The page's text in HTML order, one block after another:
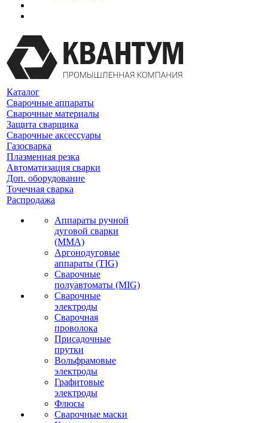
Каталог
Сварочные аппараты
Сварочные материалы
Защита сварщика
Сварочные аксессуары
Газосварка
Плазменная резка
Автоматизация сварки
Доп. оборудование
Точечная сварка
Распродажа
Аппараты ручной
дуговой сварки
(MMA)
Аргонодуговые
аппараты (TIG)
Сварочные
полуавтоматы (MIG)
Сварочные
электроды
Сварочная
проволока
Присадочные
прутки
Вольфрамовые
электроды
Графитовые
электроды
Флюсы
Сварочные маски